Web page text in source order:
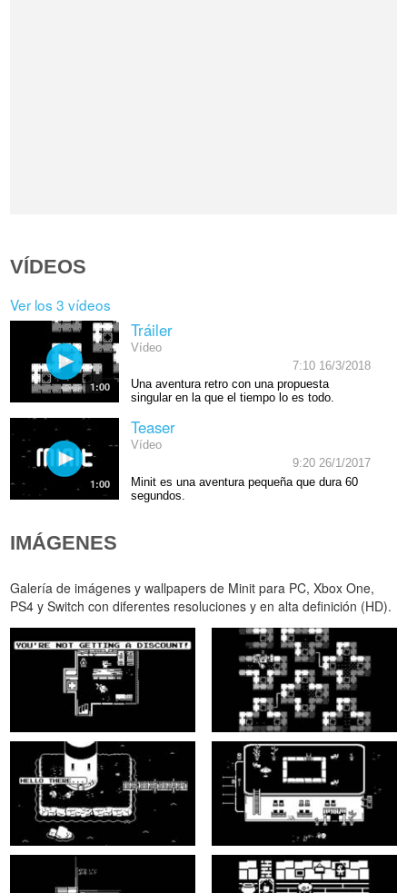
VÍDEOS
Ver los 3 vídeos
1:00
Tráiler
Vídeo
7:10 16/3/2018
Una aventura retro con una propuesta
singular en la que el tiempo lo es todo.
1:00
Teaser
Vídeo
9:20 26/1/2017
Minit es una aventura pequeña que dura 60
segundos.
IMÁGENES
Galería de imágenes y wallpapers de Minit para PC, Xbox One,
PS4 y Switch con diferentes resoluciones y en alta definición (HD).